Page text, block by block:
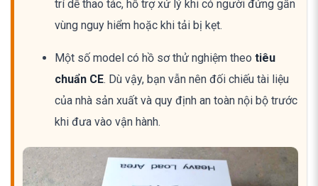
trí dễ thao tác, hỗ trợ xử lý khi có người đứng gần
vùng nguy hiểm hoặc khi tải bị kẹt.
Một số model có hồ sơ thử nghiệm theo tiêu
chuẩn CE. Dù vậy, bạn vẫn nên đối chiếu tài liệu
của nhà sản xuất và quy định an toàn nội bộ trước
khi đưa vào vận hành.